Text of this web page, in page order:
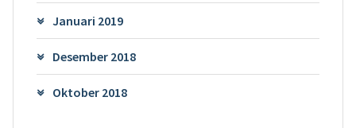
Januari 2019
Desember 2018
Oktober 2018